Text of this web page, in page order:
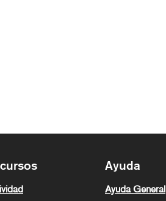
Ayuda
Ayuda General